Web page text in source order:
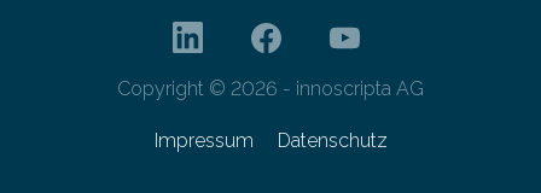
Copyright © 2026 - innoscripta AG
Impressum Datenschutz